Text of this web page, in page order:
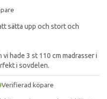
sätta upp och stort och
vi hade 3 st 110 cm madrasser i
i sovdelen.
Verifierad köpare